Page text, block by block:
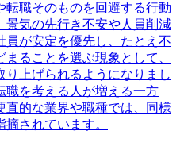
転職そのものを回避する行動
景気の先行き不安や人員削減
員が安定を優先し、たとえ不
ることを選ぶ現象として、
り上げられるようになりまし
職を考える人が増える一方
直的な業界や職種では、同様
されています。